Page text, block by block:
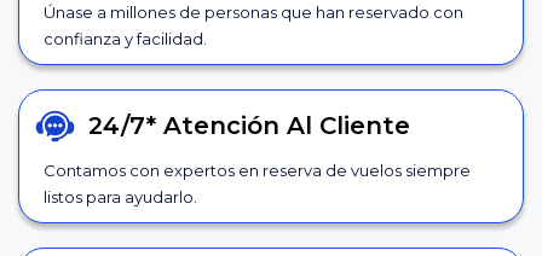
Únase a millones de personas que han reservado con
confianza y facilidad.
24/7* Atención Al Cliente
Contamos con expertos en reserva de vuelos siempre
listos para ayudarlo.